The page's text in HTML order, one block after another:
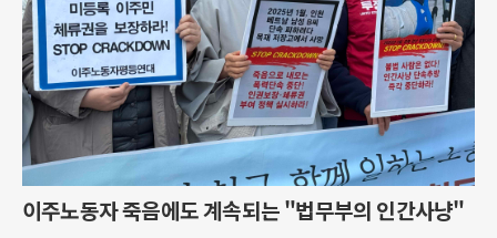
이주노동자 죽음에도 계속되는 "법무부의 인간사냥"